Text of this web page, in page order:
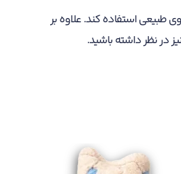
طبیعی استفاده کند. علاوه بر
در نظر داشته باشید.